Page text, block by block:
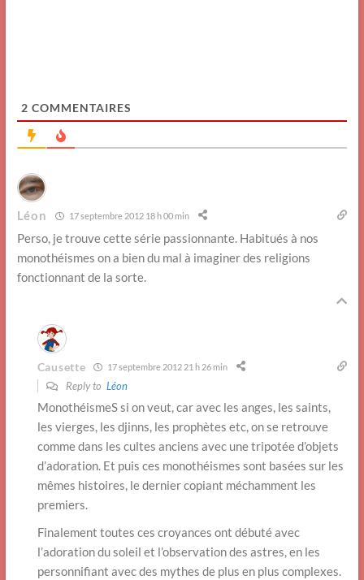
2 COMMENTAIRES
Léon 17 septembre 2012 18 h 00 min
Perso, je trouve cette série passionnante. Habitués à nos
monothéismes on a bien du mal à imaginer des religions
fonctionnant de la sorte.
Causette 17 septembre 2012 21 h 26 min
Reply to Léon
MonothéismeS si on veut, car avec les anges, les saints,
les vierges, les djinns, les prophètes etc, on se retrouve
comme dans les cultes anciens avec une tripotée d’objets
d’adoration. Et puis ces monothéismes sont basées sur les
mêmes histoires, le dernier copiant méchamment les
premiers.
Finalement toutes ces croyances ont débuté avec
l’adoration du soleil et l’observation des astres, en les
personnifiant avec des mythes de plus en plus complexes.